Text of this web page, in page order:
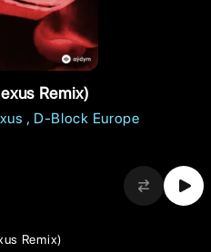
Remix)
D-Block Europe
Remix)